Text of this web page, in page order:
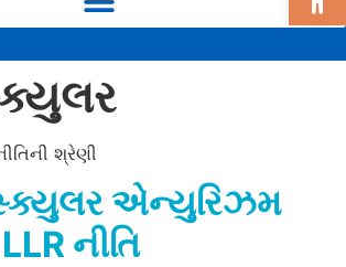
શ્રેણી
એન્યુરિઝમ
નીતિ